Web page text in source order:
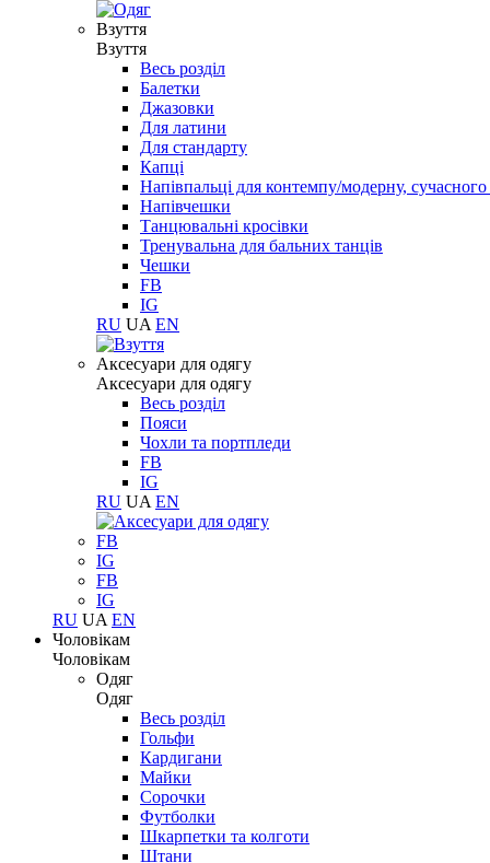
Взуття
Взуття
Весь розділ
Балетки
Джазовки
Для латини
Для стандарту
Капці
Напівпальці для контемпу/модерну,
Напівчешки
Танцювальні кросівки
Тренувальна для бальних танців
Чешки
FB
IG
RU UA EN
Aксесуари для одягу
Aксесуари для одягу
Весь розділ
Пояси
Чохли та портпледи
FB
IG
RU UA EN
FB
IG
FB
IG
RU UA EN
Чоловікам
Чоловікам
Одяг
Одяг
Весь розділ
Гольфи
Кардигани
Майки
Сорочки
Футболки
Шкарпетки та колготи
Штани